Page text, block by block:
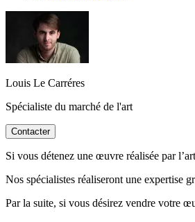
Louis Le Carréres
Spécialiste du marché de l'art
Contacter
Si vous détenez une œuvre réalisée par
Nos spécialistes réaliseront une expertise
Par la suite, si vous désirez vendre votre